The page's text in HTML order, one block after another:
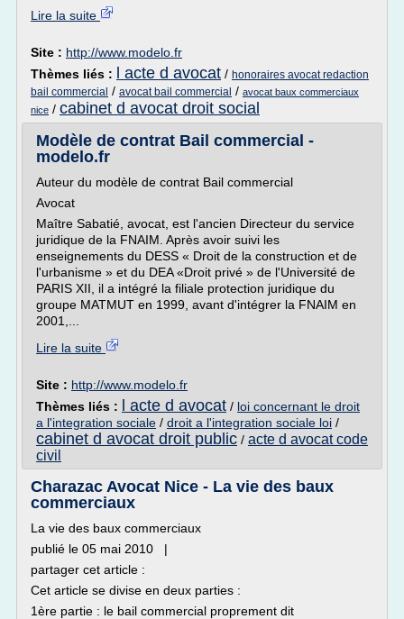
Lire la suite
Site : http://www.modelo.fr
Thèmes liés :
l acte d avocat / honoraires avocat redaction
bail commercial / avocat bail commercial / avocat baux commerciaux
nice / cabinet d avocat droit social
Modèle de contrat Bail commercial -
modelo.fr
Auteur du modèle de contrat Bail commercial
Avocat
Maître Sabatié, avocat, est l'ancien Directeur du service
juridique de la FNAIM. Après avoir suivi les
enseignements du DESS « Droit de la construction et de
l'urbanisme » et du DEA «Droit privé » de l'Université de
PARIS XII, il a intégré la filiale protection juridique du
groupe MATMUT en 1999, avant d'intégrer la FNAIM en
2001,...
Lire la suite
Site : http://www.modelo.fr
Thèmes liés :
l acte d avocat / loi concernant le droit
a l'integration sociale / droit a l'integration sociale loi /
cabinet d avocat droit public / acte d avocat code
civil
Charazac Avocat Nice - La vie des baux
commerciaux
La vie des baux commerciaux
publié le 05 mai 2010 |
partager cet article :
Cet article se divise en deux parties :
1ère partie : le bail commercial proprement dit